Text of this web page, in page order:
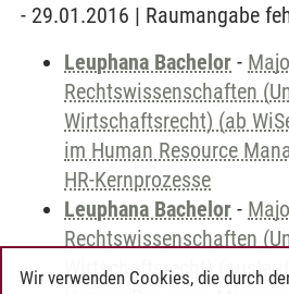
- 29.01.2016 | Raumangabe
Leuphana Bachelor -
Rechtswissenschaften
Wirtschaftsrecht) (ab
im Human Resource
HR-Kernprozesse
Leuphana Bachelor -
Rechtswissenschaften
Wirtschaftsrecht)
Wir verwenden Cookies, die durch